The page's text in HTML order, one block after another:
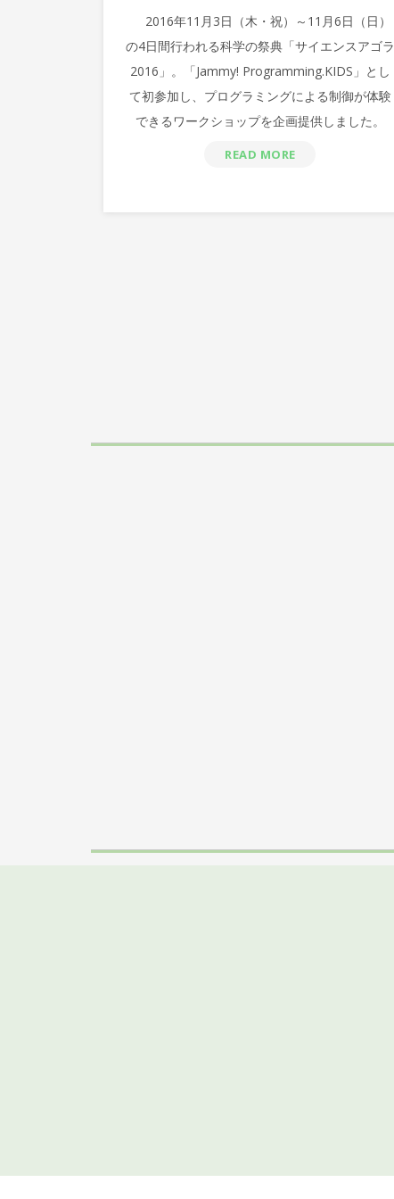
2016年11月3日（木・祝）～11月6日（日）
の4日間行われる科学の祭典「サイエンスアゴラ
2016」。「Jammy! Programming.KIDS」とし
て初参加し、プログラミングによる制御が体験
できるワークショップを企画提供しました。
READ MORE